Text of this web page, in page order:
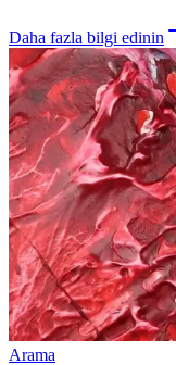
Daha fazla bilgi edinin
Arama